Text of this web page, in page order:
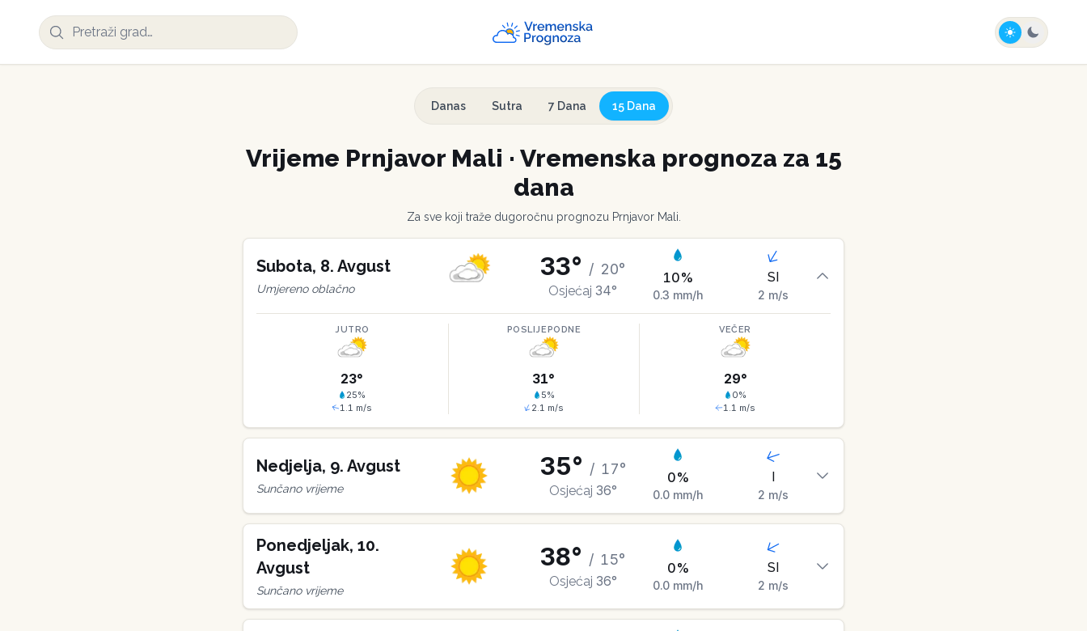
Danas Sutra 7 Dana 15 Dana
Vrijeme Prnjavor Mali · Vremenska prognoza za 15
dana
Za sve koji traže dugoročnu prognozu Prnjavor Mali
Subota, 8. Avgust
Umjereno oblačno
33° / 20°
Osjećaj 34°
10%
0.3 mm/h
SI
2 m/s
JUTRO
23°
25%
1.1 m/s
POSLIJEPODNE
31°
5%
2.1 m/s
VEČER
29°
0%
1.1 m/s
Nedjelja, 9. Avgust
Sunčano vrijeme
35° / 17°
Osjećaj 36°
0%
0.0mm/h
I
2 m/s
Ponedjeljak, 10.
Avgust
Sunčano vrijeme
38° / 15°
Osjećaj 36°
0%
0.0mm/h
SI
2 m/s